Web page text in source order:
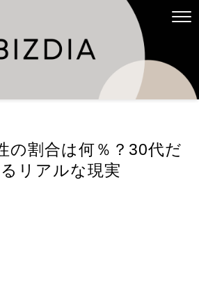
の割合は何％？30代だ
リアルな現実